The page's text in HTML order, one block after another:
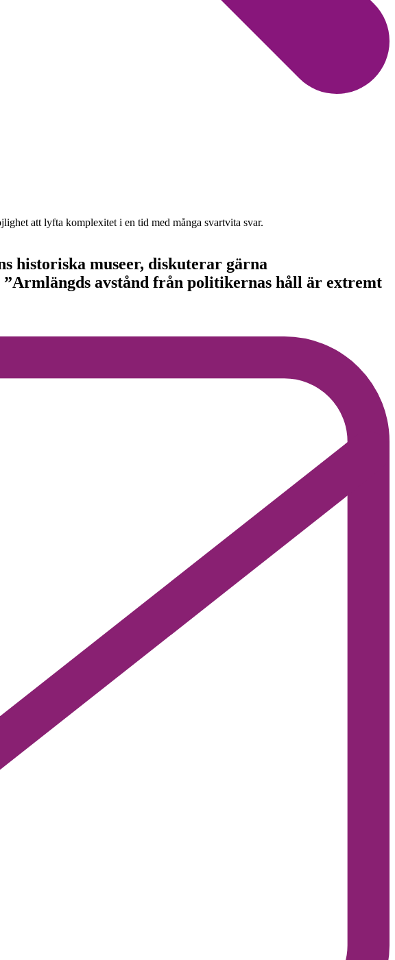
att lyfta komplexitet i en tid med många svartvita svar.
historiska museer, diskuterar gärna
avstånd från politikernas håll är extremt